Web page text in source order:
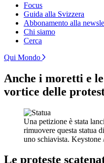
Focus
Guida alla Svizzera
Abbonamento alla
Chi siamo
Cerca
Qui Mondo
Anche i moretti e
vortice delle
Una petizione è stata
rimuovere questa statua
uno schiavista. Keystone
Le proteste